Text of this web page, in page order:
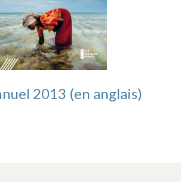
2013 (en anglais)